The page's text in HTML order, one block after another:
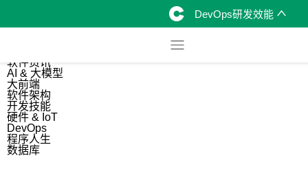
DevOps研发效能
软件资讯
AI & 大模型
大前端
软件架构
开发技能
硬件 & IoT
DevOps
程序人生
数据库